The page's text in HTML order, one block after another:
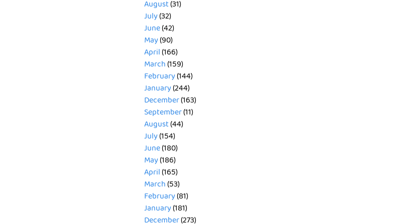
August(31)
July(32)
June(42)
May(90)
April(166)
March(159)
February(144)
January(244)
December(163)
September(11)
August(44)
July(154)
June(180)
May(186)
April(165)
March(53)
February(81)
January(181)
December(273)